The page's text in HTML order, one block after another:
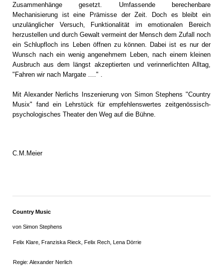
Zusammenhänge gesetzt. Umfassende berechenbare
Mechanisierung ist eine Prämisse der Zeit. Doch es bleibt ein
unzulänglicher Versuch, Funktionalität im emotionalen Bereich
herzustellen und durch Gewalt vermeint der Mensch dem Zufall noch
ein Schlupfloch ins Leben öffnen zu können. Dabei ist es nur der
Wunsch nach ein wenig angenehmem Leben, nach einem kleinen
Ausbruch aus dem längst akzeptierten und verinnerlichten Alltag,
"Fahren wir nach Margate ...." .
Mit Alexander Nerlichs Inszenierung von Simon Stephens "Country
Musix" fand ein Lehrstück für empfehlenswertes zeitgenössisch-
psychologisches Theater den Weg auf die Bühne.
C.M.Meier
Country Music
von Simon Stephens
Felix Klare, Franziska Rieck, Felix Rech, Lena Dörrie
Regie: Alexander Nerlich